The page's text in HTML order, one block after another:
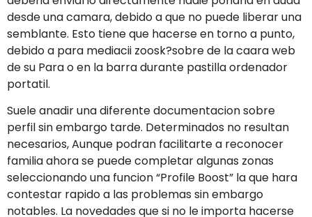
desde una camara, debido a que no puede liberar una
semblante. Esto tiene que hacerse en torno a punto,
debido a para mediacii zoosk?sobre de la caara web
de su Para o en la barra durante pastilla ordenador
portatil.
Suele anadir una diferente documentacion sobre
perfil sin embargo tarde. Determinados no resultan
necesarios, Aunque podran facilitarte a reconocer
familia ahora se puede completar algunas zonas
seleccionando una funcion “Profile Boost” la que hara
contestar rapido a las problemas sin embargo
notables. La novedades que si no le importa hacerse